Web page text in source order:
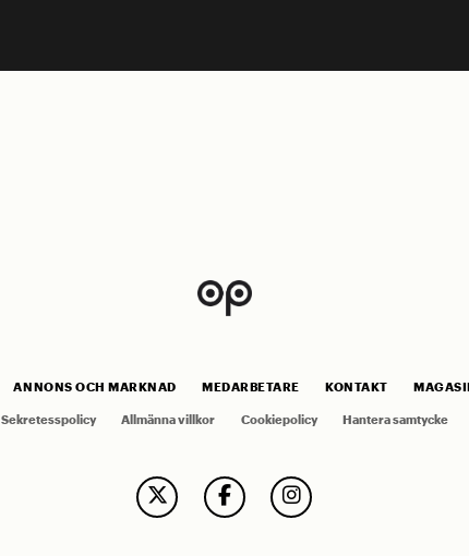
ANNONS OCH MARKNAD MEDARBETARE KONTAKT
Sekretesspolicy Allmänna villkor Cookiepolicy Hantera samtycke